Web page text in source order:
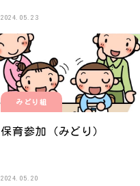
2024.05.23
みどり組
保育参加（みどり）
2024.05.20